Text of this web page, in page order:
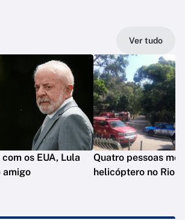
Ver tudo
os EUA, Lula
amigo
Quatro pessoas
helicóptero no Rio